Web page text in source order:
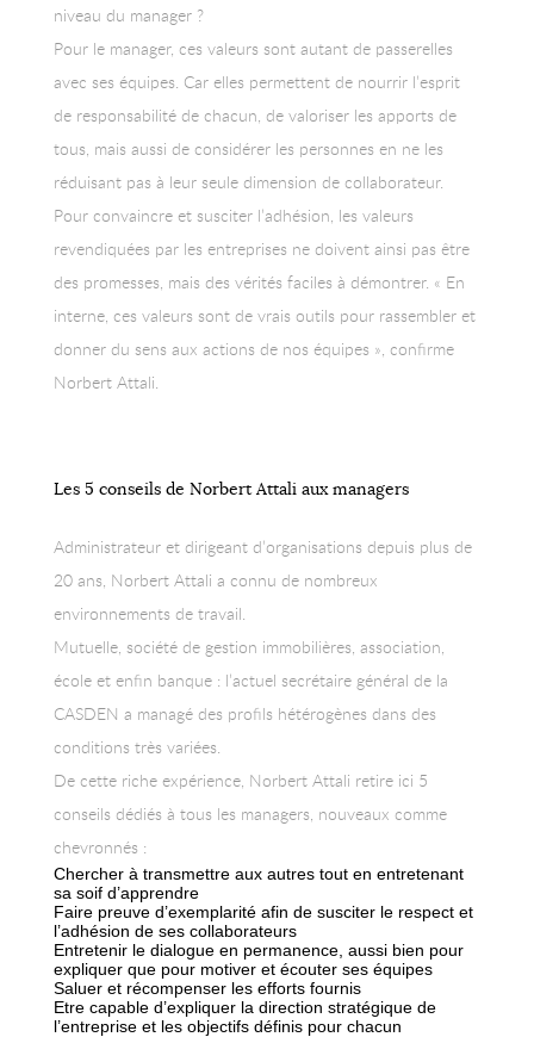
niveau du manager ?
Pour le manager, ces valeurs sont autant de passerelles
avec ses équipes. Car elles permettent de nourrir l’esprit
de responsabilité de chacun, de valoriser les apports de
tous, mais aussi de considérer les personnes en ne les
réduisant pas à leur seule dimension de collaborateur.
Pour convaincre et susciter l’adhésion, les valeurs
revendiquées par les entreprises ne doivent ainsi pas être
des promesses, mais des vérités faciles à démontrer. « En
interne, ces valeurs sont de vrais outils pour rassembler et
donner du sens aux actions de nos équipes », confirme
Norbert Attali.
Les 5 conseils de Norbert Attali aux managers
Administrateur et dirigeant d’organisations depuis plus de
20 ans, Norbert Attali a connu de nombreux
environnements de travail.
Mutuelle, société de gestion immobilières, association,
école et enfin banque : l’actuel secrétaire général de la
CASDEN a managé des profils hétérogènes dans des
conditions très variées.
De cette riche expérience, Norbert Attali retire ici 5
conseils dédiés à tous les managers, nouveaux comme
chevronnés :
Chercher à transmettre aux autres tout en entretenant
sa soif d’apprendre
Faire preuve d’exemplarité afin de susciter le respect et
l’adhésion de ses collaborateurs
Entretenir le dialogue en permanence, aussi bien pour
expliquer que pour motiver et écouter ses équipes
Saluer et récompenser les efforts fournis
Etre capable d’expliquer la direction stratégique de
l’entreprise et les objectifs définis pour chacun